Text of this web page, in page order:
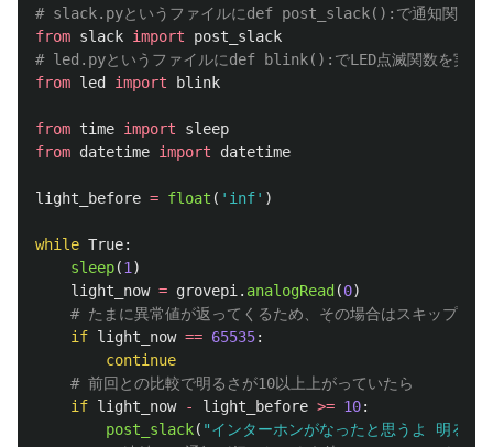
from slack import post_slack
from led import blink
from time import
sleep
from datetime import datetime
light_before = float ( ' inf' )
while True:
sleep(1 )
light_now = grovepi . analogRead (0)
if light_now == 65535:
continue
if light_now - light_before >= 10:
post_slack( "インターホンがなったと思うよ 明る